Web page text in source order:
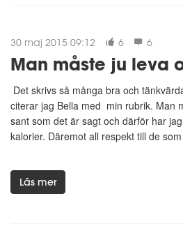
30 maj 2015 09:12 6 6
Man måste ju leva
Det skrivs så många bra och
citerar jag Bella med min rubrik. Man
sant som det är sagt och därför har
kalorier. Däremot all respekt till de
Läs mer